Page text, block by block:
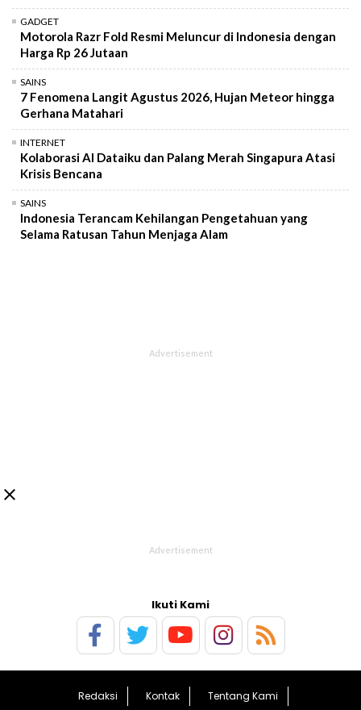
GADGET
Motorola Razr Fold Resmi Meluncur di Indonesia dengan
Harga Rp 26 Jutaan
SAINS
7 Fenomena Langit Agustus 2026, Hujan Meteor hingga
Gerhana Matahari
INTERNET
Kolaborasi AI Dataiku dan Palang Merah Singapura Atasi
Krisis Bencana
SAINS
Indonesia Terancam Kehilangan Pengetahuan yang
Selama Ratusan Tahun Menjaga Alam

Ikuti Kami
Redaksi Kontak Tentang Kami